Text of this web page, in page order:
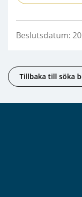
Beslutsdatum:
Tillbaka till söka